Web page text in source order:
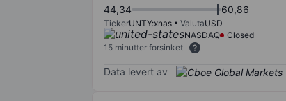
44,34 60,86
TickerUNTY:xnas ValutaUSD
NASDAQ
Closed
15 minutter forsinket
Data levert av